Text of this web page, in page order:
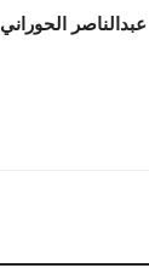
عبدالناصر الحوراني